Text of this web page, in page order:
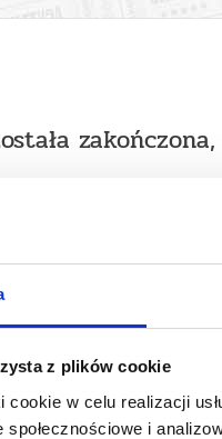
z plików cookie
w celu realizacji
społecznościowe i